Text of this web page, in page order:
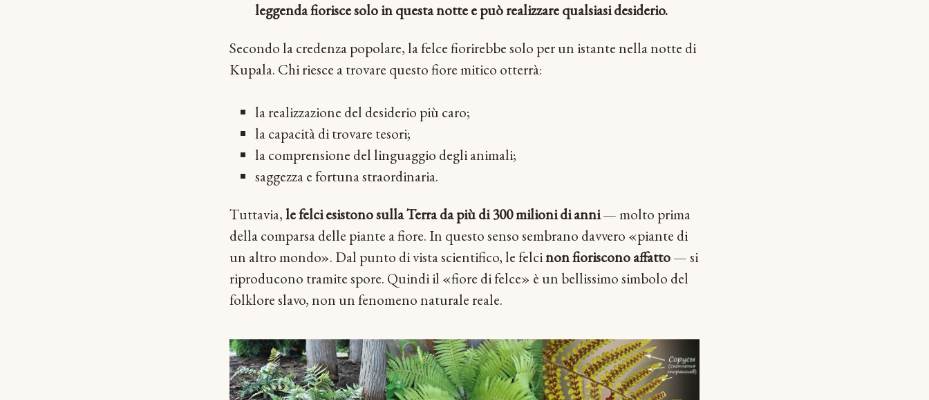
leggenda fiorisce solo in questa notte e può realizzare qualsiasi desiderio.
Secondo la credenza popolare, la felce fiorirebbe solo per un istante nella notte di
Kupala. Chi riesce a trovare questo fiore mitico otterrà:
la realizzazione del desiderio più caro;
la capacità di trovare tesori;
la comprensione del linguaggio degli animali;
saggezza e fortuna straordinaria.
Tuttavia,le felci esistono sulla Terra da più di 300 milioni di anni— molto prima
della comparsa delle piante a fiore. In questo senso sembrano davvero «piante di
un altro mondo». Dal punto di vista scientifico, le felcinon fioriscono affatto— si
riproducono tramite spore. Quindi il «fiore di felce» è un bellissimo simbolo del
folklore slavo, non un fenomeno naturale reale.